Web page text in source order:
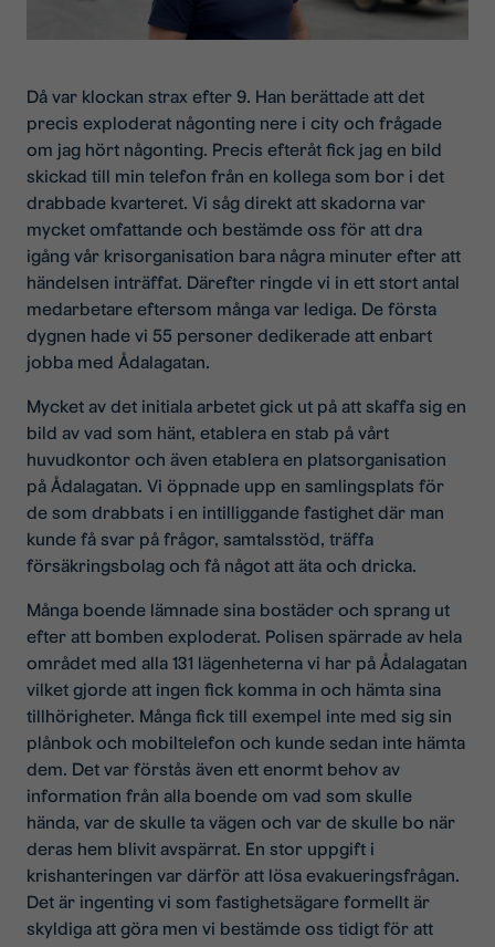
Då var klockan strax efter 9. Han berättade att det
precis exploderat någonting nere i city och frågade
om jag hört någonting. Precis efteråt fick jag en bild
skickad till min telefon från en kollega som bor i det
drabbade kvarteret. Vi såg direkt att skadorna var
mycket omfattande och bestämde oss för att dra
igång vår krisorganisation bara några minuter efter att
händelsen inträffat. Därefter ringde vi in ett stort antal
medarbetare eftersom många var lediga. De första
dygnen hade vi 55 personer dedikerade att enbart
jobba med Ådalagatan.
Mycket av det initiala arbetet gick ut på att skaffa sig en
bild av vad som hänt, etablera en stab på vårt
huvudkontor och även etablera en platsorganisation
på Ådalagatan. Vi öppnade upp en samlingsplats för
de som drabbats i en intilliggande fastighet där man
kunde få svar på frågor, samtalsstöd, träffa
försäkringsbolag och få något att äta och dricka.
Många boende lämnade sina bostäder och sprang ut
efter att bomben exploderat. Polisen spärrade av hela
området med alla 131 lägenheterna vi har på Ådalagatan
vilket gjorde att ingen fick komma in och hämta sina
tillhörigheter. Många fick till exempel inte med sig sin
plånbok och mobiltelefon och kunde sedan inte hämta
dem. Det var förstås även ett enormt behov av
information från alla boende om vad som skulle
hända, var de skulle ta vägen och var de skulle bo när
deras hem blivit avspärrat. En stor uppgift i
krishanteringen var därför att lösa evakueringsfrågan.
Det är ingenting vi som fastighetsägare formellt är
skyldiga att göra men vi bestämde oss tidigt för att